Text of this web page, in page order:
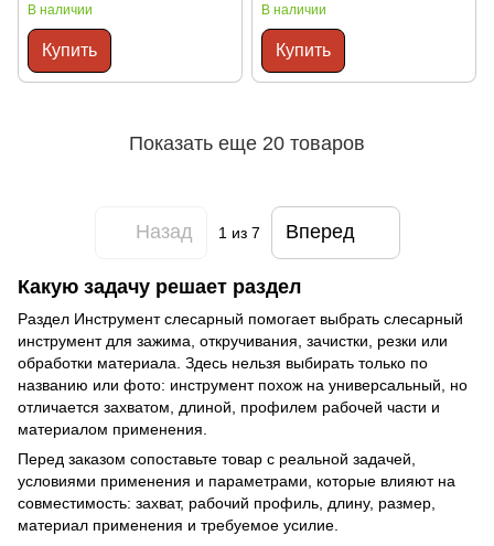
В наличии
Купить
В наличии
Купить
Показать еще 20 товаров
Назад 1 из 7 Вперед
Какую задачу решает раздел
Раздел Инструмент слесарный помогает выбрать слесарный
инструмент для зажима, откручивания, зачистки, резки или
обработки материала. Здесь нельзя выбирать только по
названию или фото: инструмент похож на универсальный, но
отличается захватом, длиной, профилем рабочей части и
материалом применения.
Перед заказом сопоставьте товар с реальной задачей,
условиями применения и параметрами, которые влияют на
совместимость: захват, рабочий профиль, длину, размер,
материал применения и требуемое усилие.